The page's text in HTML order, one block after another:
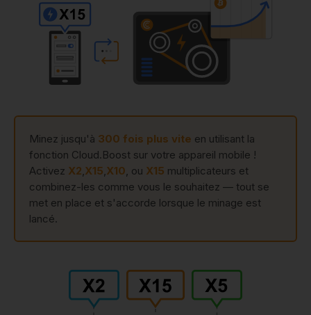
Minez jusqu'à 300 fois plus vite en utilisant la
fonction Cloud.Boost sur votre appareil mobile !
Activez X2 X15 X10 , ou X15 multiplicateurs et
combinez-les comme vous le souhaitez — tout se
met en place et s'accorde lorsque le minage est
lancé.